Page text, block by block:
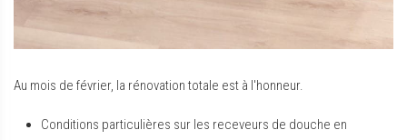
Au mois de février, la rénovation totale est à l'honneur.
Conditions particulières sur les receveurs de douche en